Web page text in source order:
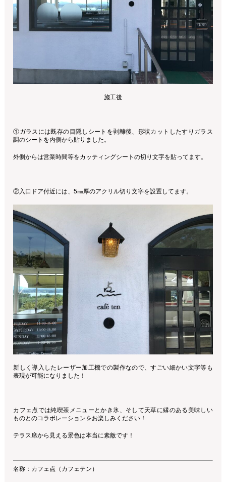
施工後
①ガラスには既存の目隠しシートを剥離後、形状カットしたすりガラス
調のシートを内側から貼りました。
外側からは営業時間等をカッティングシートの切り文字を貼ってます。
②入口ドア付近には、5㎜厚のアクリル切り文字を設置してます。
新しく導入したレーザー加工機での製作なので、すごい細かい文字等も
表現が可能になりました！
カフェ点では純喫茶メニューとかき氷、そして天草に縁のある美味しい
ものとのコラボレーションをお楽しみください！
テラス席から見える景色は本当に素敵です！
名称：カフェ点（カフェテン）